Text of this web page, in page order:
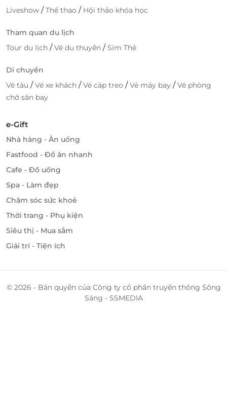
Liveshow /Thể thao / Hội thảo khóa học
Tham quan du lịch
Tour du lịch /Vé du thuyền /Sim Thẻ
Di chuyển
Vé tàu /Vé xe khách /Vé cáp treo /Vé máy bay /Vé phòng
chờ sân bay
e-Gift
Nhà hàng - Ăn uống
Fastfood - Đồ ăn nhanh
Cafe - Đồ uống
Spa - Làm đẹp
Chăm sóc sức khoẻ
Thời trang - Phụ kiện
Siêu thị - Mua sắm
Giải trí - Tiện ích
© 2026 - Bản quyền của Công ty cổ phần truyền thông Sông
Sáng - SSMEDIA